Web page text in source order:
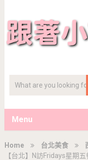
Menu
Home 台北美食
【台北】N訪Fridays星期五